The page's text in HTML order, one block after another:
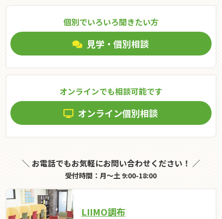
個別でいろいろ聞きたい⽅
見学・個別相談
オンラインでも相談可能です
オンライン個別相談
＼ お電話でもお気軽にお問い合わせください！ ／
受付時間：月～土 9:00-18:00
LIIMO調布